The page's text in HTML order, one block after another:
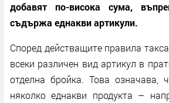
добавят по-висока сума,
съдържа еднакви артикули.
Според действащите правила
всеки различен вид артикул в
отделна бройка. Това означава,
няколко еднакви продукта –